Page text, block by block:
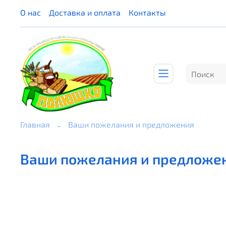
О нас Доставка и оплата Контакты
Главная Ваши пожелания и предложения
Ваши пожелания и